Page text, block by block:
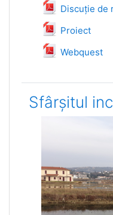
Discuție de
Proiect
Fájl
Webquest
Fájl
Sfârșitul